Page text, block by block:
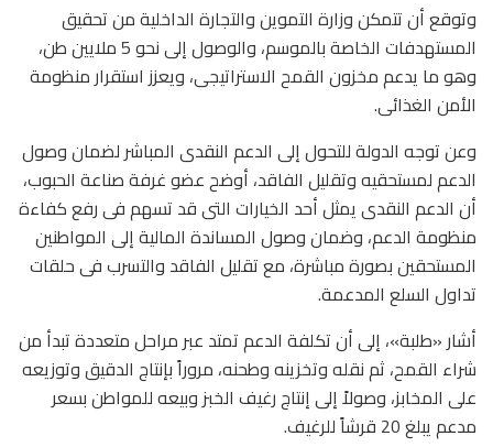
وتوقع أن تتمكن وزارة التموين والتجارة الداخلية من تحقيق
المستهدفات الخاصة بالموسم، والوصول إلى نحو 5 ملايين طن،
وهو ما يدعم مخزون القمح الاستراتيجى، ويعزز استقرار منظومة
الأمن الغذائى.
وعن توجه الدولة للتحول إلى الدعم النقدى المباشر لضمان وصول
الدعم لمستحقيه وتقليل الفاقد، أوضح عضو غرفة صناعة الحبوب،
أن الدعم النقدى يمثل أحد الخيارات التى قد تسهم فى رفع كفاءة
منظومة الدعم، وضمان وصول المساندة المالية إلى المواطنين
المستحقين بصورة مباشرة، مع تقليل الفاقد والتسرب فى حلقات
تداول السلع المدعمة.
أشار «طلبة»، إلى أن تكلفة الدعم تمتد عبر مراحل متعددة تبدأ من
شراء القمح، ثم نقله وتخزينه وطحنه، مروراً بإنتاج الدقيق وتوزيعه
على المخابز، وصولاً إلى إنتاج رغيف الخبز وبيعه للمواطن بسعر
مدعم يبلغ 20 قرشاً للرغيف.